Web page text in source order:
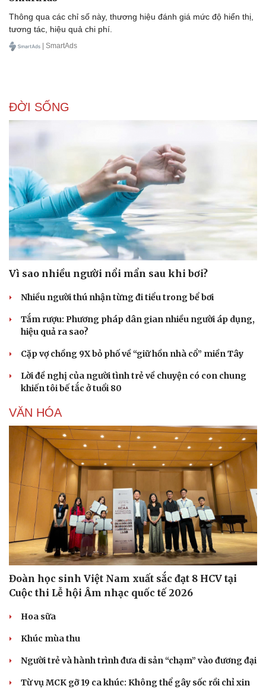
Vì cộng đồng
Thông qua các chỉ số này, thương hiệu đánh giá mức độ hiển thị,
tương tác, hiệu quả chi phí.
| SmartAds
ĐỜI SỐNG
Vì sao nhiều người nổi mẩn sau khi bơi?
Nhiều người thú nhận từng đi tiểu trong bể bơi
Tắm rượu: Phương pháp dân gian nhiều người áp dụng,
hiệu quả ra sao?
Cặp vợ chồng 9X bỏ phố về “giữ hồn nhà cổ” miền Tây
Lời đề nghị của người tình trẻ về chuyện có con chung
khiến tôi bế tắc ở tuổi 80
VĂN HÓA
Đoàn học sinh Việt Nam xuất sắc đạt 8 HCV tại
Cuộc thi Lễ hội Âm nhạc quốc tế 2026
Hoa sữa
Khúc mùa thu
Người trẻ và hành trình đưa di sản “chạm” vào đương đại
Từ vụ MCK gỡ 19 ca khúc: Không thể gây sốc rồi chỉ xin